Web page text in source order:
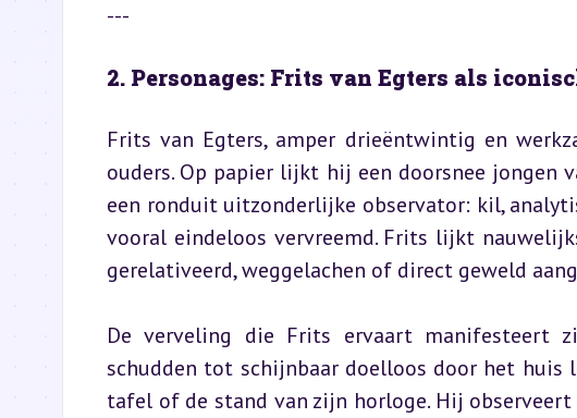
---
2. Personages: Frits van Egters als
Frits van Egters, amper drieëntwintig en
ouders. Op papier lijkt hij een doorsnee jongen
een ronduit uitzonderlijke observator: kil,
vooral eindeloos vervreemd. Frits lijkt
gerelativeerd, weggelachen of direct geweld
De verveling die Frits ervaart manifesteert
schudden tot schijnbaar doelloos door het
tafel of de stand van zijn horloge. Hij